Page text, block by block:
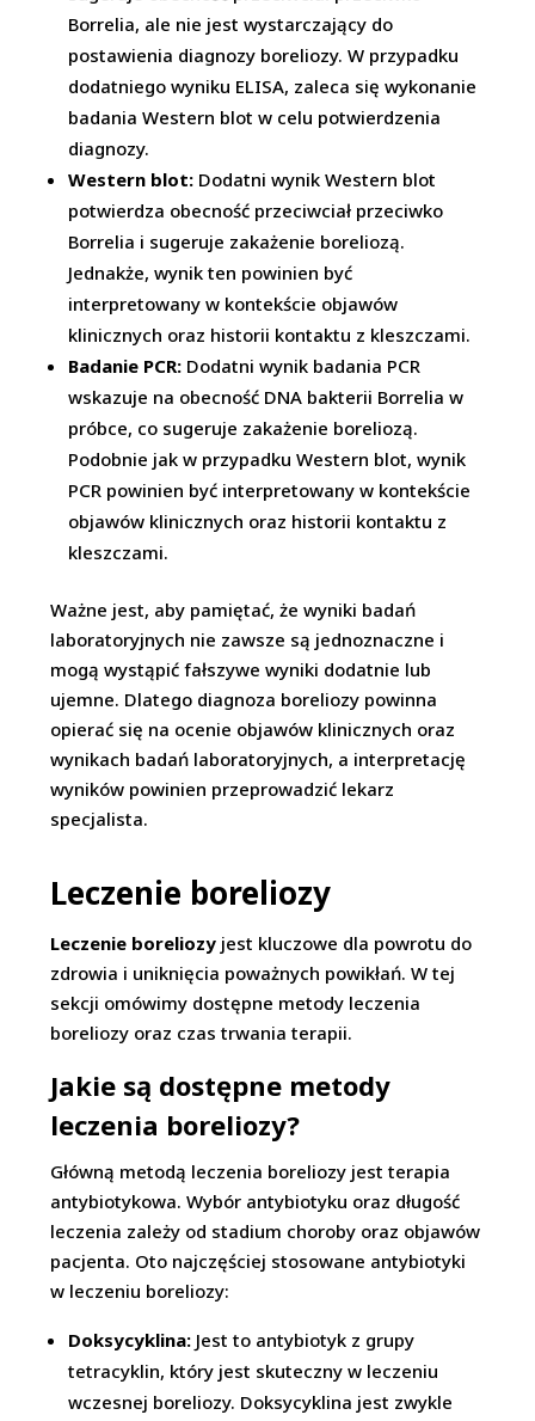
Borrelia, ale nie jest wystarczający do
postawienia diagnozy boreliozy. W przypadku
dodatniego wyniku ELISA, zaleca się wykonanie
badania Western blot w celu potwierdzenia
diagnozy.
Western blot: Dodatni wynik Western blot
potwierdza obecność przeciwciał przeciwko
Borrelia i sugeruje zakażenie boreliozą.
Jednakże, wynik ten powinien być
interpretowany w kontekście objawów
klinicznych oraz historii kontaktu z kleszczami.
Badanie PCR: Dodatni wynik badania PCR
wskazuje na obecność DNA bakterii Borrelia w
próbce, co sugeruje zakażenie boreliozą.
Podobnie jak w przypadku Western blot, wynik
PCR powinien być interpretowany w kontekście
objawów klinicznych oraz historii kontaktu z
kleszczami.
Ważne jest, aby pamiętać, że wyniki badań
laboratoryjnych nie zawsze są jednoznaczne i
mogą wystąpić fałszywe wyniki dodatnie lub
ujemne. Dlatego diagnoza boreliozy powinna
opierać się na ocenie objawów klinicznych oraz
wynikach badań laboratoryjnych, a interpretację
wyników powinien przeprowadzić lekarz
specjalista.
Leczenie boreliozy
Leczenie boreliozy jest kluczowe dla powrotu do
zdrowia i uniknięcia poważnych powikłań. W tej
sekcji omówimy dostępne metody leczenia
boreliozy oraz czas trwania terapii.
Jakie są dostępne metody
leczenia boreliozy?
Główną metodą leczenia boreliozy jest terapia
antybiotykowa. Wybór antybiotyku oraz długość
leczenia zależy od stadium choroby oraz objawów
pacjenta. Oto najczęściej stosowane antybiotyki
w leczeniu boreliozy:
Doksycyklina: Jest to antybiotyk z grupy
tetracyklin, który jest skuteczny w leczeniu
wczesnej boreliozy. Doksycyklina jest zwykle